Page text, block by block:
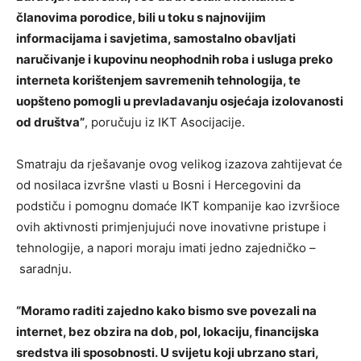
članovima porodice, bili u toku s najnovijim
informacijama i savjetima, samostalno obavljati
naručivanje i kupovinu neophodnih roba i usluga preko
interneta korištenjem savremenih tehnologija, te
uopšteno pomogli u prevladavanju osjećaja izolovanosti
od društva”, poručuju iz IKT Asocijacije.
Smatraju da rješavanje ovog velikog izazova zahtijevat će
od nosilaca izvršne vlasti u Bosni i Hercegovini da
podstiču i pomognu domaće IKT kompanije kao izvršioce
ovih aktivnosti primjenjujući nove inovativne pristupe i
tehnologije, a napori moraju imati jedno zajedničko –
saradnju.
“Moramo raditi zajedno kako bismo sve povezali na
internet, bez obzira na dob, pol, lokaciju, financijska
sredstva ili sposobnosti. U svijetu koji ubrzano stari,